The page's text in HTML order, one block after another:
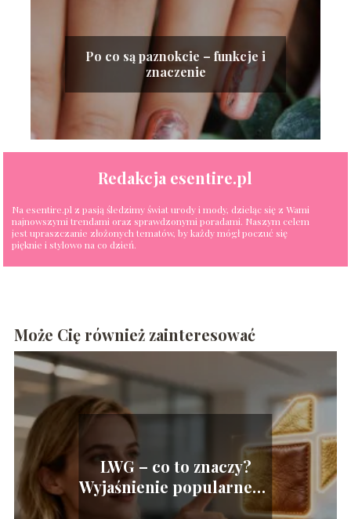
Po co są paznokcie – funkcje i
znaczenie
Redakcja esentire.pl
Na esentire.pl z pasją śledzimy świat urody i mody, dzieląc się z Wami
najnowszymi trendami oraz sprawdzonymi poradami. Naszym celem
jest upraszczanie złożonych tematów, by każdy mógł poczuć się
pięknie i stylowo na co dzień.
Może Cię również zainteresować
LWG – co to znaczy?
Wyjaśnienie popularnego
skrótu